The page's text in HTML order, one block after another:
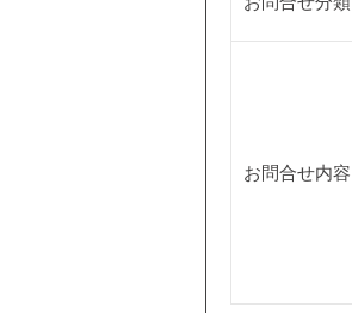
お問合せ内容